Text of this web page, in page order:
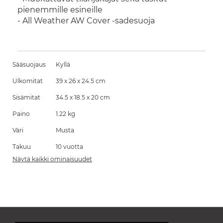
pienemmille esineille
- All Weather AW Cover -sadesuoja
Sääsuojaus Kyllä
Ulkomitat 39 x 26 x 24.5 cm
Sisämitat 34.5 x 18.5 x 20 cm
Paino 1.22 kg
Väri Musta
Takuu
10 vuotta
Näytä kaikki ominaisuudet